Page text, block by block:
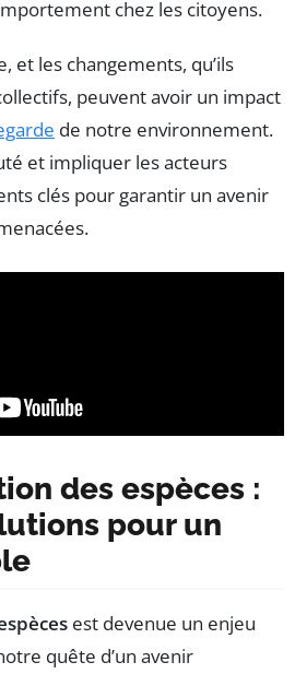
chez les citoyens.
et les changements, qu’ils
peuvent avoir un impact
de notre environnement.
et impliquer les acteurs
clés pour garantir un avenir
des espèces :
pour un
est devenue un enjeu
quête d’un avenir